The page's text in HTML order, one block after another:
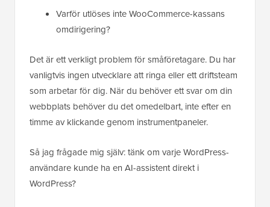
Varför utlöses inte WooCommerce-kassans
omdirigering?
Det är ett verkligt problem för småföretagare. Du har
vanligtvis ingen utvecklare att ringa eller ett driftsteam
som arbetar för dig. När du behöver ett svar om din
webbplats behöver du det omedelbart, inte efter en
timme av klickande genom instrumentpaneler.
Så jag frågade mig själv: tänk om varje WordPress-
användare kunde ha en AI-assistent direkt i
WordPress?